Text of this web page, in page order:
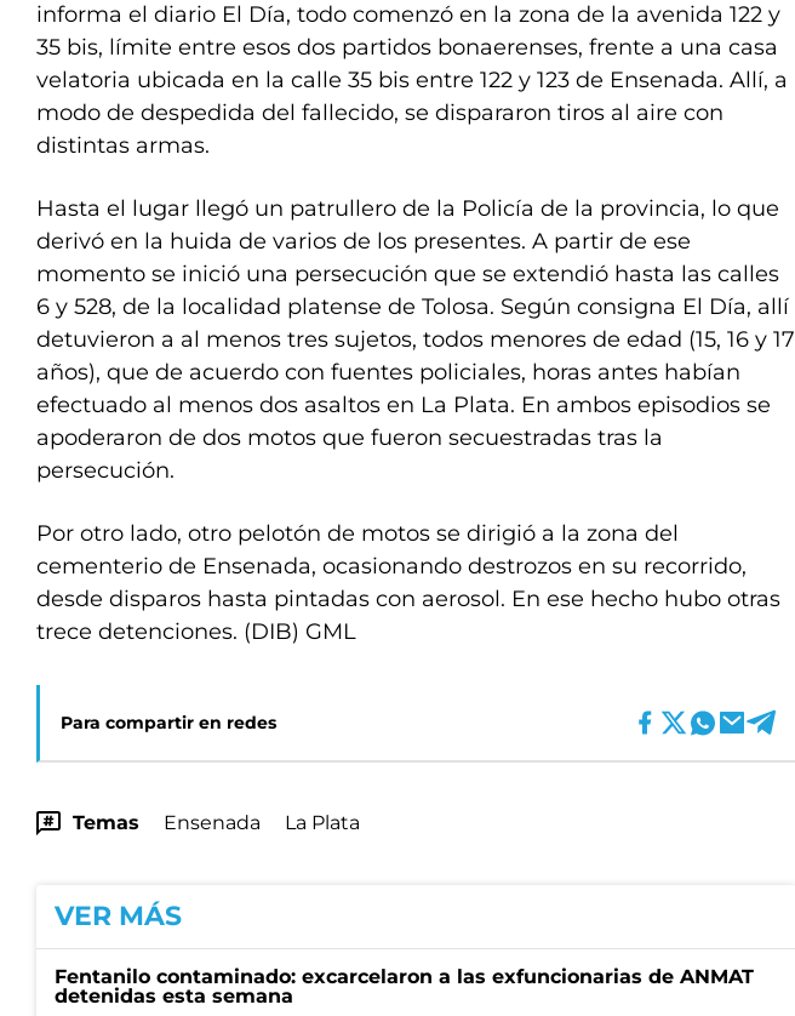
informa el diario El Día, todo comenzó en la zona de la avenida 122 y
35 bis, límite entre esos dos partidos bonaerenses, frente a una casa
velatoria ubicada en la calle 35 bis entre 122 y 123 de Ensenada. Allí, a
modo de despedida del fallecido, se dispararon tiros al aire con
distintas armas.
Hasta el lugar llegó un patrullero de la Policía de la provincia, lo que
derivó en la huida de varios de los presentes. A partir de ese
momento se inició una persecución que se extendió hasta las calles
6 y 528, de la localidad platense de Tolosa. Según consigna El Día, allí
detuvieron a al menos tres sujetos, todos menores de edad (15, 16 y 17
años), que de acuerdo con fuentes policiales, horas antes habían
efectuado al menos dos asaltos en La Plata. En ambos episodios se
apoderaron de dos motos que fueron secuestradas tras la
persecución.
Por otro lado, otro pelotón de motos se dirigió a la zona del
cementerio de Ensenada, ocasionando destrozos en su recorrido,
desde disparos hasta pintadas con aerosol. En ese hecho hubo otras
trece detenciones. (DIB) GML
Para compartir en redes
Temas Ensenada La Plata
VER MÁS
Fentanilo contaminado: excarcelaron a las exfuncionarias de ANMAT
detenidas esta semana